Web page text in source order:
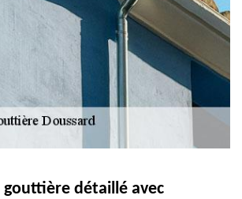
gouttière détaillé avec